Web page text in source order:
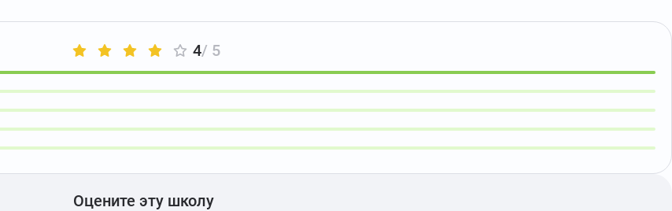
4/ 5
Оцените эту школу